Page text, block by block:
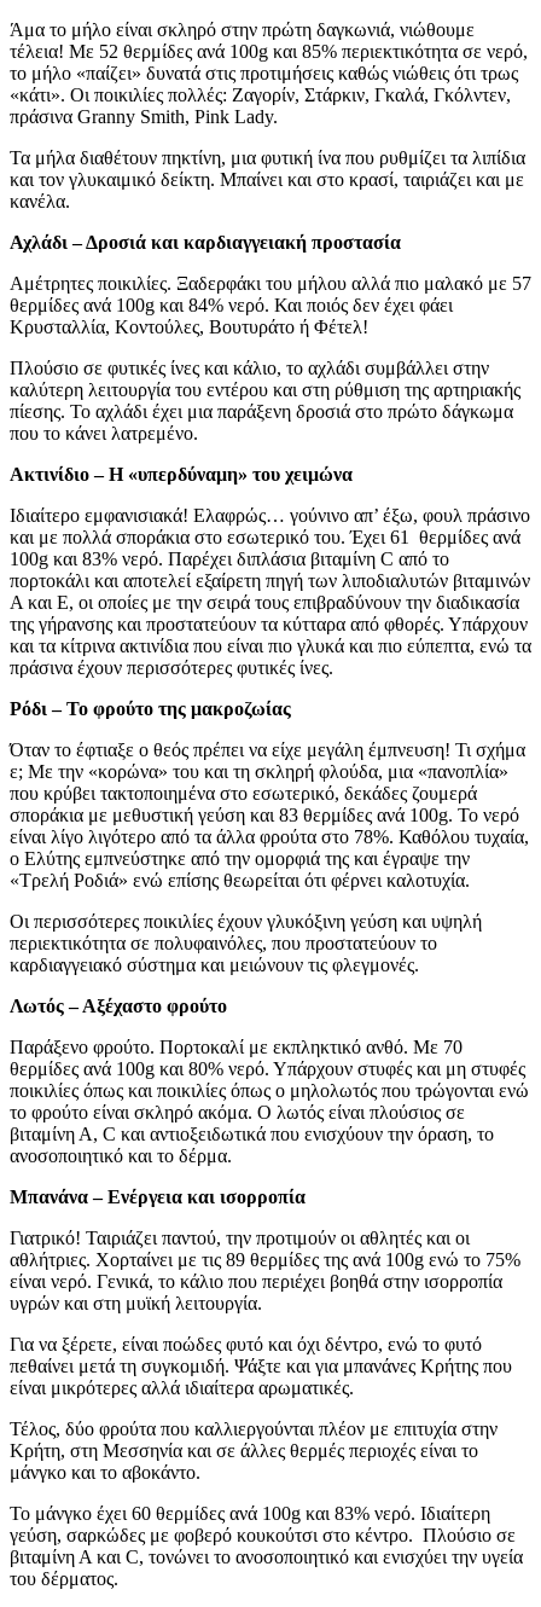
Άμα το μήλο είναι σκληρό στην πρώτη δαγκωνιά, νιώθουμε
τέλεια! Με 52 θερμίδες ανά 100g και 85% περιεκτικότητα σε νερό,
το μήλο «παίζει» δυνατά στις προτιμήσεις καθώς νιώθεις ότι τρως
«κάτι». Οι ποικιλίες πολλές: Ζαγορίν, Στάρκιν, Γκαλά, Γκόλντεν,
πράσινα Granny Smith, Pink Lady.
Τα μήλα διαθέτουν πηκτίνη, μια φυτική ίνα που ρυθμίζει τα λιπίδια
και τον γλυκαιμικό δείκτη. Μπαίνει και στο κρασί, ταιριάζει και με
κανέλα.
Αχλάδι – Δροσιά και καρδιαγγειακή προστασία
Αμέτρητες ποικιλίες. Ξαδερφάκι του μήλου αλλά πιο μαλακό με 57
θερμίδες ανά 100g και 84% νερό. Και ποιός δεν έχει φάει
Κρυσταλλία, Κοντούλες, Βουτυράτο ή Φέτελ!
Πλούσιο σε φυτικές ίνες και κάλιο, το αχλάδι συμβάλλει στην
καλύτερη λειτουργία του εντέρου και στη ρύθμιση της αρτηριακής
πίεσης. Το αχλάδι έχει μια παράξενη δροσιά στο πρώτο δάγκωμα
που το κάνει λατρεμένο.
Ακτινίδιο – Η «υπερδύναμη» του χειμώνα
Ιδιαίτερο εμφανισιακά! Ελαφρώς… γούνινο απ’ έξω, φουλ πράσινο
και με πολλά σποράκια στο εσωτερικό του. Έχει 61 θερμίδες ανά
100g και 83% νερό. Παρέχει διπλάσια βιταμίνη C από το
πορτοκάλι και αποτελεί εξαίρετη πηγή των λιποδιαλυτών βιταμινών
Α και Ε, οι οποίες με την σειρά τους επιβραδύνουν την διαδικασία
της γήρανσης και προστατεύουν τα κύτταρα από φθορές. Υπάρχουν
και τα κίτρινα ακτινίδια που είναι πιο γλυκά και πιο εύπεπτα, ενώ τα
πράσινα έχουν περισσότερες φυτικές ίνες.
Ρόδι – Το φρούτο της μακροζωίας
Όταν το έφτιαξε ο θεός πρέπει να είχε μεγάλη έμπνευση! Τι σχήμα
ε; Με την «κορώνα» του και τη σκληρή φλούδα, μια «πανοπλία»
που κρύβει τακτοποιημένα στο εσωτερικό, δεκάδες ζουμερά
σποράκια με μεθυστική γεύση και 83 θερμίδες ανά 100g. Το νερό
είναι λίγο λιγότερο από τα άλλα φρούτα στο 78%. Καθόλου τυχαία,
ο Ελύτης εμπνεύστηκε από την ομορφιά της και έγραψε την
«Τρελή Ροδιά» ενώ επίσης θεωρείται ότι φέρνει καλοτυχία.
Οι περισσότερες ποικιλίες έχουν γλυκόξινη γεύση και υψηλή
περιεκτικότητα σε πολυφαινόλες, που προστατεύουν το
καρδιαγγειακό σύστημα και μειώνουν τις φλεγμονές.
Λωτός – Αξέχαστο φρούτο
Παράξενο φρούτο. Πορτοκαλί με εκπληκτικό ανθό. Με 70
θερμίδες ανά 100g και 80% νερό. Υπάρχουν στυφές και μη στυφές
ποικιλίες όπως και ποικιλίες όπως ο μηλολωτός που τρώγονται ενώ
το φρούτο είναι σκληρό ακόμα. Ο λωτός είναι πλούσιος σε
βιταμίνη Α, C και αντιοξειδωτικά που ενισχύουν την όραση, το
ανοσοποιητικό και το δέρμα.
Μπανάνα – Ενέργεια και ισορροπία
Γιατρικό! Ταιριάζει παντού, την προτιμούν οι αθλητές και οι
αθλήτριες. Χορταίνει με τις 89 θερμίδες της ανά 100g ενώ το 75%
είναι νερό. Γενικά, το κάλιο που περιέχει βοηθά στην ισορροπία
υγρών και στη μυϊκή λειτουργία.
Για να ξέρετε, είναι ποώδες φυτό και όχι δέντρο, ενώ το φυτό
πεθαίνει μετά τη συγκομιδή. Ψάξτε και για μπανάνες Κρήτης που
είναι μικρότερες αλλά ιδιαίτερα αρωματικές.
Τέλος, δύο φρούτα που καλλιεργούνται πλέον με επιτυχία στην
Κρήτη, στη Μεσσηνία και σε άλλες θερμές περιοχές είναι το
μάνγκο και το αβοκάντο.
Το μάνγκο έχει 60 θερμίδες ανά 100g και 83% νερό. Ιδιαίτερη
γεύση, σαρκώδες με φοβερό κουκούτσι στο κέντρο. Πλούσιο σε
βιταμίνη Α και C, τονώνει το ανοσοποιητικό και ενισχύει την υγεία
του δέρματος.